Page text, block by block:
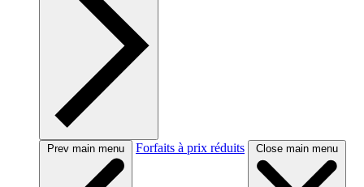
Prev main menu Forfaits à prix réduits Close main menu